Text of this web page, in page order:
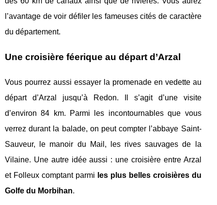
l’avantage de voir défiler les fameuses cités de caractère
du département.
Une croisière féerique au départ d’Arzal
Vous pourrez aussi essayer la promenade en vedette au
départ d’Arzal jusqu’à Redon. Il s’agit d’une visite
d’environ 84 km. Parmi les incontournables que vous
verrez durant la balade, on peut compter l’abbaye Saint-
Sauveur, le manoir du Mail, les rives sauvages de la
Vilaine. Une autre idée aussi : une croisière entre Arzal
et Folleux comptant parmi les plus belles croisières du
Golfe du Morbihan.